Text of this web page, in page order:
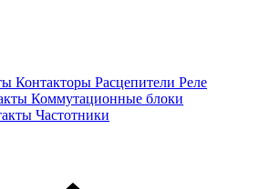
Контакторы Расцепители Реле
Коммутационные блоки
Частотники